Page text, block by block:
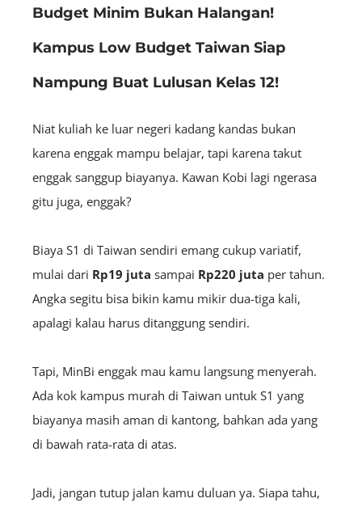
Budget Minim Bukan Halangan!
Kampus Low Budget Taiwan Siap
Nampung Buat Lulusan Kelas 12!
Niat kuliah ke luar negeri kadang kandas bukan
karena enggak mampu belajar, tapi karena takut
enggak sanggup biayanya. Kawan Kobi lagi ngerasa
gitu juga, enggak?
Biaya S1 di Taiwan sendiri emang cukup variatif,
mulai dari Rp19 juta sampai Rp220 juta per tahun.
Angka segitu bisa bikin kamu mikir dua-tiga kali,
apalagi kalau harus ditanggung sendiri.
Tapi, MinBi enggak mau kamu langsung menyerah.
Ada kok kampus murah di Taiwan untuk S1 yang
biayanya masih aman di kantong, bahkan ada yang
di bawah rata-rata di atas.
Jadi, jangan tutup jalan kamu duluan ya. Siapa tahu,